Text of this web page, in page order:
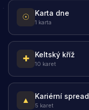
☉ Karta dne
1 karta
✚ Keltský kříž
10 karet
▲ Kariérní spread
5 karet